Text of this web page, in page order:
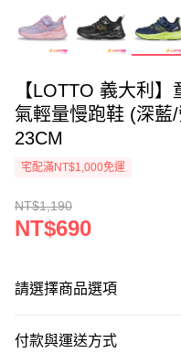
【LOTTO 義大利
氣輕量慢跑鞋 (深藍
23CM
宅配滿NT$1,000免運
NT$1,190
NT$690
請選擇商品選項
付款與運送方式